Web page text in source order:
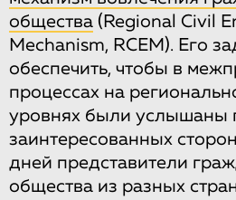
общества (Regional Civil
Mechanism, RCEM). Его
обеспечить, чтобы в
процессах на
уровнях были услышаны
заинтересованных
дней представители
общества из разных